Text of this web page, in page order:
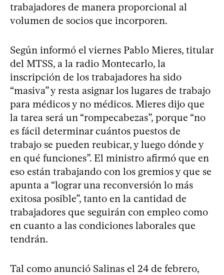
trabajadores de manera proporcional al
volumen de socios que incorporen.
Según informó el viernes Pablo Mieres, titular
del MTSS, a la radio Montecarlo, la
inscripción de los trabajadores ha sido
“masiva” y resta asignar los lugares de trabajo
para médicos y no médicos. Mieres dijo que
la tarea será un “rompecabezas”, porque “no
es fácil determinar cuántos puestos de
trabajo se pueden reubicar, y luego dónde y
en qué funciones”. El ministro afirmó que en
eso están trabajando con los gremios y que se
apunta a “lograr una reconversión lo más
exitosa posible”, tanto en la cantidad de
trabajadores que seguirán con empleo como
en cuanto a las condiciones laborales que
tendrán.
Tal como anunció Salinas el 24 de febrero,